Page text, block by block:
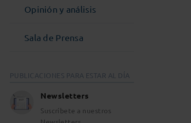
Opinión y análisis
Sala de Prensa
PUBLICACIONES PARA ESTAR AL DÍA
Newsletters
Suscríbete a nuestros